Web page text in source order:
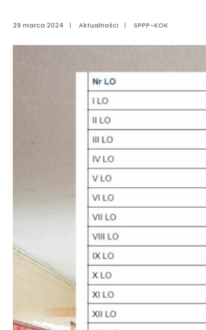
29 marca 2024 | Aktualności | SPPP-KOK